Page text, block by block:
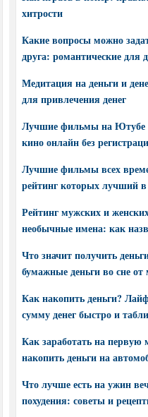
хитрости
Какие вопросы можно
друга: романтические для
Медитация на деньги и
для привлечения денег
Лучшие фильмы на Ютубе
кино онлайн без
Лучшие фильмы всех
рейтинг которых лучший
Рейтинг мужских и
необычные имена: как
Что значит получить
бумажные деньги во сне
Как накопить деньги?
сумму денег быстро и
Как заработать на
накопить деньги на
Что лучше есть на ужин
похудения: советы и